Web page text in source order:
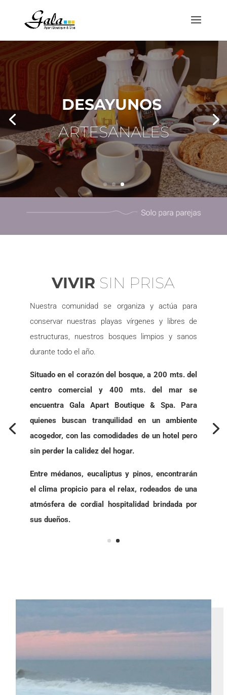
DESAYUNOS
ARTESANALES
VIVIR SIN PRISA
Nuestra comunidad se organiza y actúa para
conservar nuestras playas vírgenes y libres de
estructuras, nuestros bosques limpios y sanos
durante todo el año.
Situado en el corazón del bosque, a 200 mts. del
centro comercial y 400 mts. del mar se
encuentra Gala Apart Boutique & Spa. Para
quienes buscan tranquilidad en un ambiente
acogedor, con las comodidades de un hotel pero
sin perder la calidez del hogar.
Entre médanos, eucaliptus y pinos, encontrarán
el clima propicio para el relax, rodeados de una
atmósfera de cordial hospitalidad brindada por
sus dueños.